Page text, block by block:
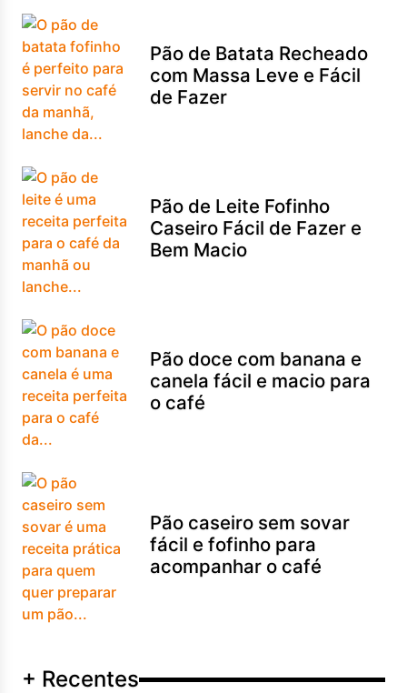
Pão de Batata Recheado
com Massa Leve e Fácil
de Fazer
Pão de Leite Fofinho
Caseiro Fácil de Fazer e
Bem Macio
Pão doce com banana e
canela fácil e macio para
o café
Pão caseiro sem sovar
fácil e fofinho para
acompanhar o café
+ Recentes